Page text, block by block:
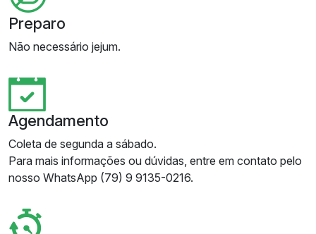
Preparo
Não necessário jejum.
Agendamento
Coleta de segunda a sábado.
Para mais informações ou dúvidas, entre em contato pelo
nosso WhatsApp (79) 9 9135-0216.